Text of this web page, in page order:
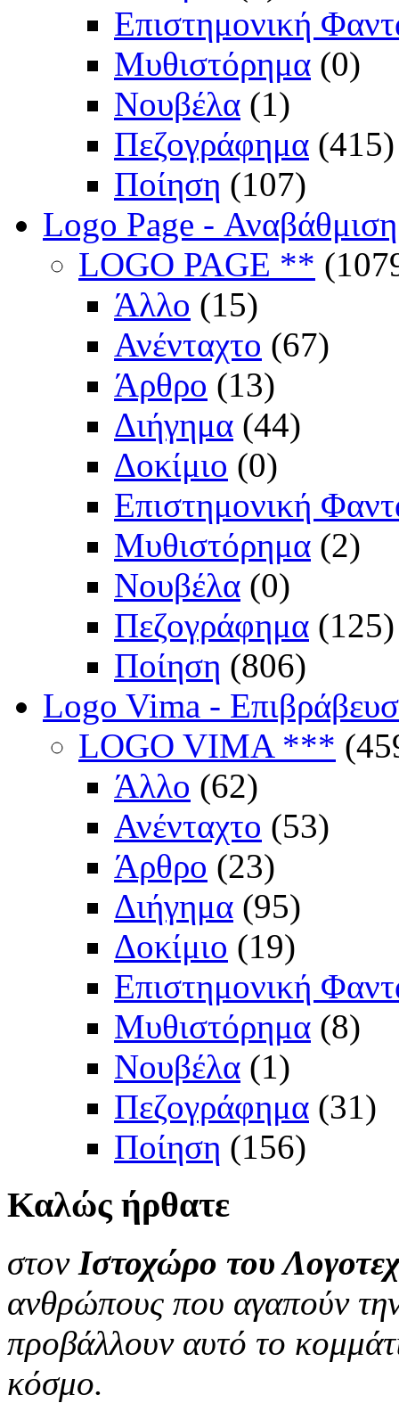
Επιστημονική
Μυθιστόρημα (0)
Νουβέλα (1)
Πεζογράφημα (415)
Ποίηση (107)
Logo Page -
LOGO PAGE **
Άλλο (15)
Ανένταχτο (67)
Άρθρο (13)
Διήγημα (44)
Δοκίμιο (0)
Επιστημονική
Μυθιστόρημα (2)
Νουβέλα (0)
Πεζογράφημα (125)
Ποίηση (806)
Logo Vima -
LOGO VIMA ***
Άλλο (62)
Ανένταχτο (53)
Άρθρο (23)
Διήγημα (95)
Δοκίμιο (19)
Επιστημονική
Μυθιστόρημα (8)
Νουβέλα (1)
Πεζογράφημα (31)
Ποίηση (156)
Καλώς ήρθατε
στον Ιστοχώρο του
ανθρώπους που αγαπούν
προβάλλουν αυτό το
κόσμο.